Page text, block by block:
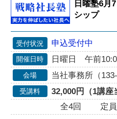
日曜塾6
シップ
受付状況 申込受付中
開催日時 日曜日 午前
会場 当社事務所（
受講料 32,000円（1講座
全4回
定